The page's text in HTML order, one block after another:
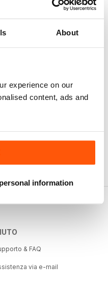
About
experience on our
content, ads and
information
& FAQ
via e-mail